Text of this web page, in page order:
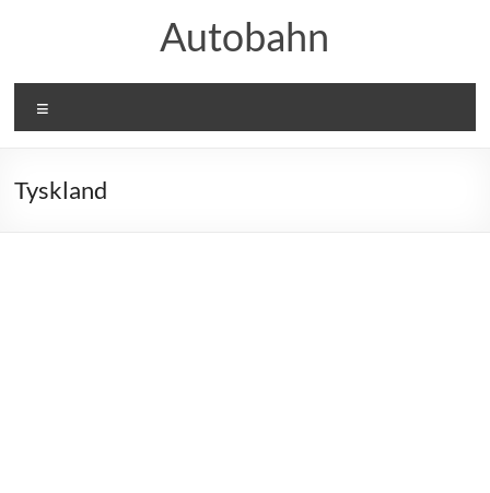
Autobahn
Tyskland